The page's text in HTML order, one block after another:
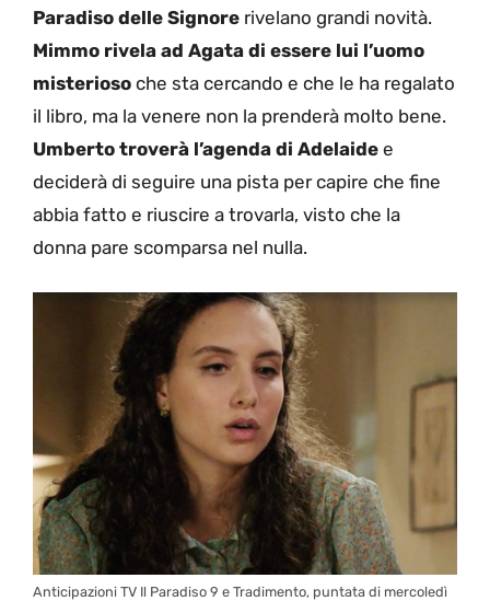
Paradiso delle Signore rivelano grandi novità.
Mimmo rivela ad Agata di essere lui l’uomo
misterioso che sta cercando e che le ha regalato
il libro, ma la venere non la prenderà molto bene.
Umberto troverà l’agenda di Adelaide e
deciderà di seguire una pista per capire che fine
abbia fatto e riuscire a trovarla, visto che la
donna pare scomparsa nel nulla.
Anticipazioni TV Il Paradiso 9 e Tradimento, puntata di mercoledì